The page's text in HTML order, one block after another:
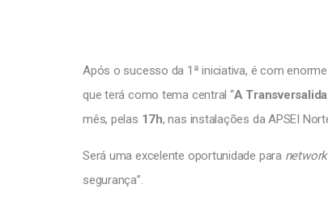
Após o sucesso da 1ª iniciativa, é com
que terá como tema central “A
mês, pelas 17h, nas instalações da APSEI
Será uma excelente oportunidade para
segurança”.